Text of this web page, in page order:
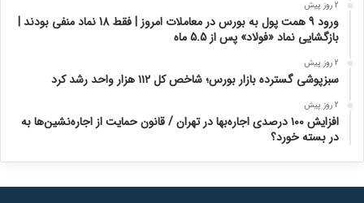
2 روز پیش
ورود 9 همت پول به بورس در معاملات امروز | فقط 18 نماد منفی بودند |
بازگشایی نماد «فولاد» پس از 5.5 ماه
2 روز پیش
سبزپوشی گسترده بازار بورس؛ شاخص کل ۱۱۲ هزار واحد رشد کرد
2 روز پیش
افزایش ۱۰۰ درصدی اجاره‌بها در تهران / قانون حمایت از اجاره‌نشین‌ها به
در بسته خورد؟